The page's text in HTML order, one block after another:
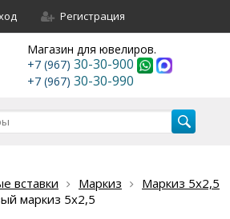
Регистрация
Магазин для ювелиров.
+7 (967) 30-30-900
+7 (967) 30-30-990
вставки Маркиз
Маркиз 5х2,5
маркиз 5х2,5